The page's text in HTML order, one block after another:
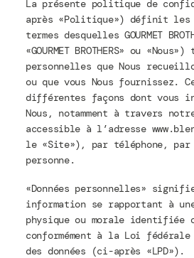
La présente politique de
après «Politique») définit les
termes desquelles GOURMET
«GOURMET BROTHERS» ou
personnelles que Nous
ou que vous Nous fournissez.
différentes façons dont vous
Nous, notamment à travers
accessible à l’adresse
le «Site»), par téléphone,
personne.
«Données personnelles»
information se rapportant à
physique ou morale
conformément à la Loi
des données (ci-après «LPD»).